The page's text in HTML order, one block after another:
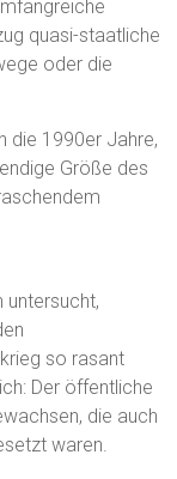
quasi-staatliche
oder die
die 1990er Jahre,
Größe des
untersucht,
so rasant
Der öffentliche
die auch
waren.